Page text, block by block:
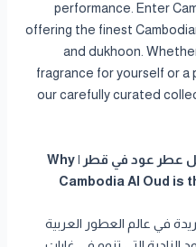
performance. Enter
offering the finest
and dukhoon.
fragrance for yourself or a
our carefully curated
لماذا Cambodia Al Oud هو أفضل عطر عود في قطر | Why
Cambodia Al Oud is
في عالم العطور العربية